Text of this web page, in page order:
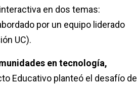
en dos temas:
por un equipo liderado
UC).
en tecnología,
Educativo planteó el desafío de